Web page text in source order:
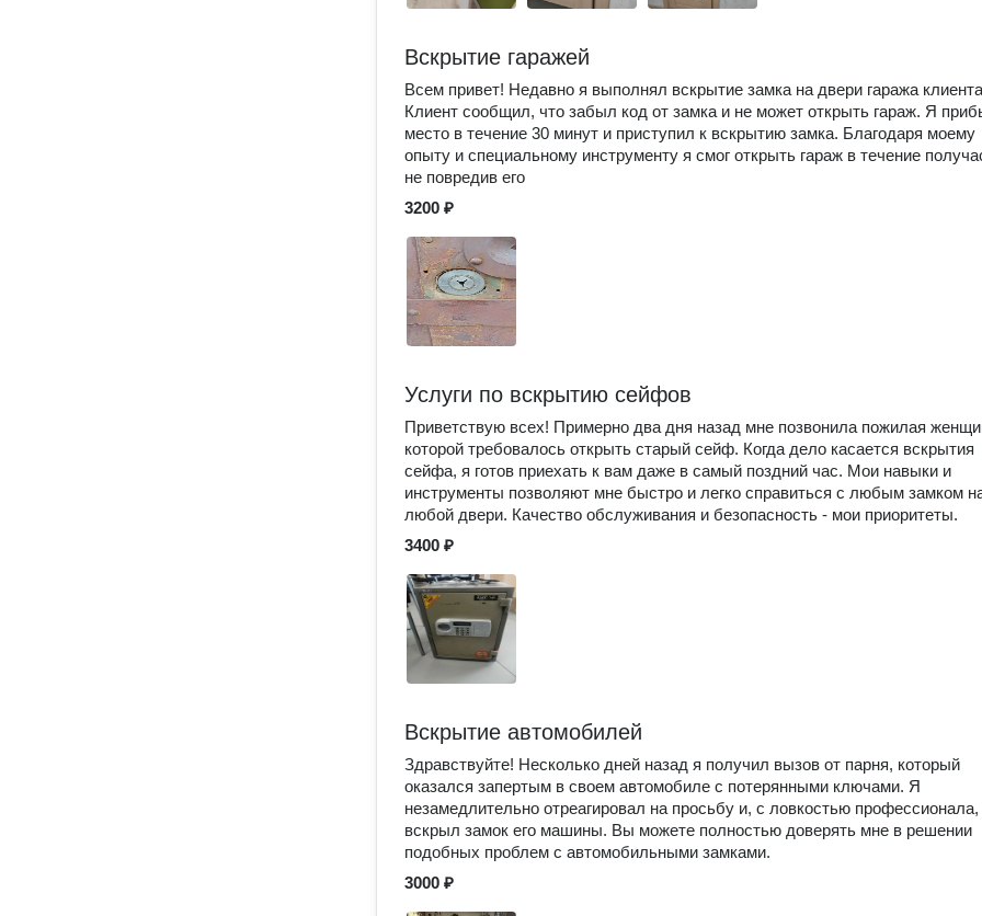
Вскрытие гаражей
Всем привет! Недавно я выполнял вскрытие замка на двери гаража
Клиент сообщил, что забыл код от замка и не может открыть гараж. Я
место в течение 30 минут и приступил к вскрытию замка. Благодаря моему
опыту и специальному инструменту я смог открыть гараж в течение
не повредив его
3200 ₽
Услуги по вскрытию сейфов
Приветствую всех! Примерно два дня назад мне позвонила пожилая
которой требовалось открыть старый сейф. Когда дело касается вскрытия
сейфа, я готов приехать к вам даже в самый поздний час. Мои навыки и
инструменты позволяют мне быстро и легко справиться с любым замком
любой двери. Качество обслуживания и безопасность - мои приоритеты.
3400 ₽
Вскрытие автомобилей
Здравствуйте! Несколько дней назад я получил вызов от парня, который
оказался запертым в своем автомобиле с потерянными ключами. Я
незамедлительно отреагировал на просьбу и, с ловкостью профессионала,
вскрыл замок его машины. Вы можете полностью доверять мне в решении
подобных проблем с автомобильными замками.
3000 ₽